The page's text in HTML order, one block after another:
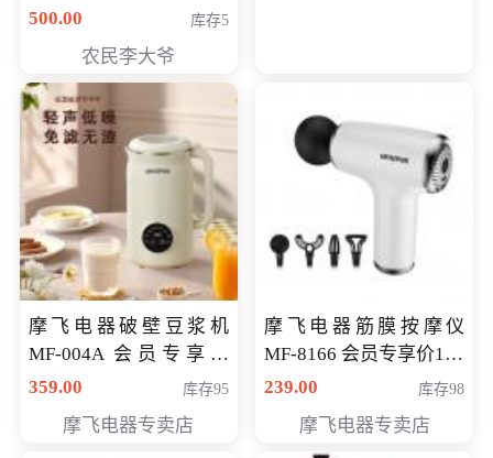
专享价400元
500.00 库存5
农民李大爷
摩飞电器破壁豆浆机
MF-004A 会员专享价
168元
359.00 库存95
摩飞电器专卖店
摩飞电器筋膜按摩仪
MF-8166 会员专享价168
元
239.00 库存98
摩飞电器专卖店